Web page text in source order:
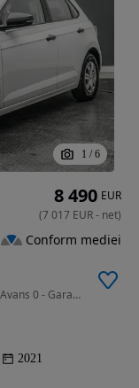
1 / 6
999 cm3 • 80 CP • New Model - Posibilitate Rate Avans 0 - Garantie 12 Luni - IMPECABILA
2021
8 490 EUR
(7 017 EUR- net)
Conform mediei